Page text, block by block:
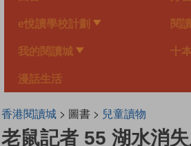
e悅讀學校計劃 閱
我的閱讀城 十
漫話生活
香港閱讀城> 圖書 > 兒童讀物
老鼠記者 55 湖水消